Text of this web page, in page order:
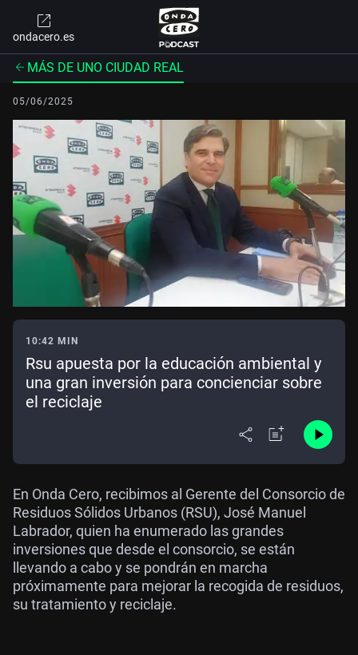
ondacero.es
MÁS DE UNO CIUDAD REAL
05/06/2025
10:42 MIN
Rsu apuesta por la educación ambiental y
una gran inversión para concienciar sobre
el reciclaje
En Onda Cero, recibimos al Gerente del Consorcio de
Residuos Sólidos Urbanos (RSU), José Manuel
Labrador, quien ha enumerado las grandes
inversiones que desde el consorcio, se están
llevando a cabo y se pondrán en marcha
próximamente para mejorar la recogida de residuos,
su tratamiento y reciclaje.